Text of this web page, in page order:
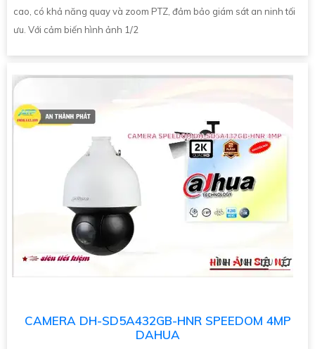
cao, có khả năng quay và zoom PTZ, đảm bảo giám sát an ninh tối
ưu. Với cảm biến hình ảnh 1/2
CAMERA DH-SD5A432GB-HNR SPEEDOM 4MP
DAHUA